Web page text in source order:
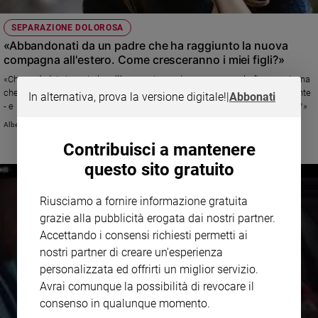
SEPARAZIONE DOLOROSA
«Abbandonati da un padre che ha raggiunto la nuova
compagna all'estero. Come cresceranno i miei figli?»
«Che ne è dei giovani che all’improvviso vedono evaporare la figura paterna
che se ne va, per rincorrere una nuova vita, lasciando indietro la precedente
- e le persone che ne facevano parte – come un ingombro di cui disfarsi?»
Alberto Pellai
In alternativa, prova la versione digitale!|Abbonati
Contribuisci a mantenere
questo sito gratuito
Riusciamo a fornire informazione gratuita
grazie alla pubblicità erogata dai nostri partner.
Accettando i consensi richiesti permetti ai
nostri partner di creare un'esperienza
personalizzata ed offrirti un miglior servizio.
Avrai comunque la possibilità di revocare il
consenso in qualunque momento.